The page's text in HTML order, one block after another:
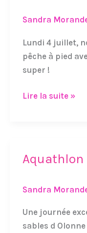
Sandra
Lundi 4 juillet,
pêche à pied
super !
dernière
sortie
de
l’année
nos
Lire la suite »
Aquathlon
Sandra
Une journée
sables d
Aquathlon